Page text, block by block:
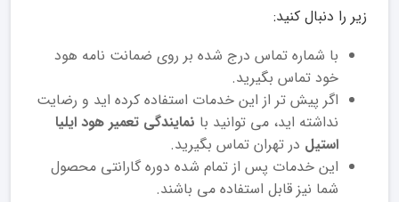
زیر را دنبال کنید:
با شماره تماس درج شده بر روی ضمانت نامه هود
خود تماس بگیرید.
اگر پیش تر از این خدمات استفاده کرده اید و رضایت
نداشته اید، می توانید با نمایندگی تعمیر هود ایلیا
استیل در تهران تماس بگیرید.
این خدمات پس از تمام شده دوره گارانتی محصول
شما نیز قابل استفاده می باشند.